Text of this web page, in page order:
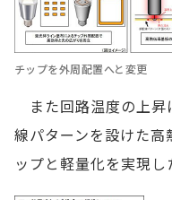
チップを外周配置へと変更
また回路温度の上昇
線パターンを設けた高
ップと軽量化を実現し